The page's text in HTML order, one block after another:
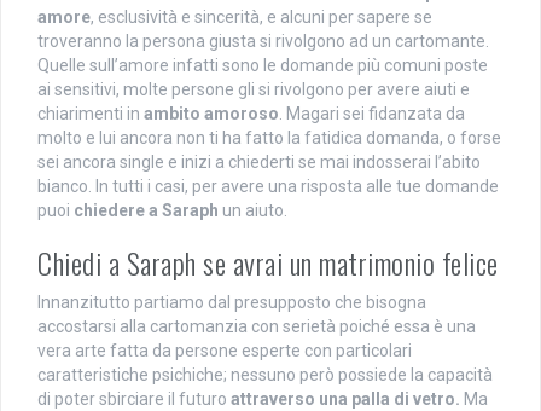
amore, esclusività e sincerità, e alcuni per sapere se
troveranno la persona giusta si rivolgono ad un cartomante.
Quelle sull’amore infatti sono le domande più comuni poste
ai sensitivi, molte persone gli si rivolgono per avere aiuti e
chiarimenti in ambito amoroso. Magari sei fidanzata da
molto e lui ancora non ti ha fatto la fatidica domanda, o forse
sei ancora single e inizi a chiederti se mai indosserai l’abito
bianco. In tutti i casi, per avere una risposta alle tue domande
puoi chiedere a Saraph un aiuto.
Chiedi a Saraph se avrai un matrimonio felice
Innanzitutto partiamo dal presupposto che bisogna
accostarsi alla cartomanzia con serietà poiché essa è una
vera arte fatta da persone esperte con particolari
caratteristiche psichiche; nessuno però possiede la capacità
di poter sbirciare il futuro attraverso una palla di vetro. Ma